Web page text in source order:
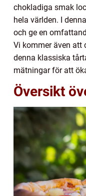
chokladiga smak
hela världen. I
och ge en
Vi kommer även att
denna klassiska
mätningar för att
Översikt